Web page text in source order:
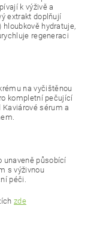
k výživě a
extrakt doplňují
hloubkově hydratuje,
regeneraci
na vyčištěnou
kompletní pečující
sérum a
unaveně působící
s výživnou
péči.
zde